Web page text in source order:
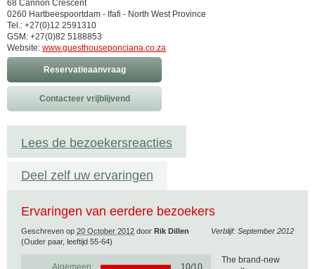
68 Cannon Crescent
0260 Hartbeespoortdam - Ifafi - North West Province
Tel.: +27(0)12 2591310
GSM: +27(0)82 5188853
Website: www.guesthouseponciana.co.za
Reservatieaanvraag
Contacteer vrijblijvend
Lees de bezoekersreacties
Deel zelf uw ervaringen
Ervaringen van eerdere bezoekers
Verblijf: September 2012
Geschreven op 20 October 2012 door Rik Dillen
(Ouder paar, leeftijd 55-64)
Algemeen: 10/10
The brand-new